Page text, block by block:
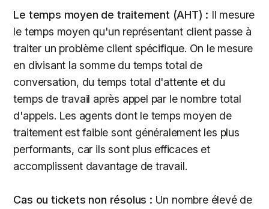
Le temps moyen de traitement (AHT) : Il mesure
le temps moyen qu'un représentant client passe à
traiter un problème client spécifique. On le mesure
en divisant la somme du temps total de
conversation, du temps total d'attente et du
temps de travail après appel par le nombre total
d'appels. Les agents dont le temps moyen de
traitement est faible sont généralement les plus
performants, car ils sont plus efficaces et
accomplissent davantage de travail.
Cas ou tickets non résolus : Un nombre élevé de